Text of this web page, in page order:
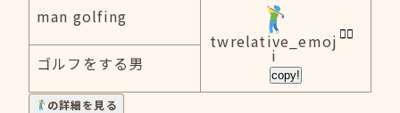
man golfing
twrelative_emoj
i
copy!
ゴルフをする男
の詳細を見る